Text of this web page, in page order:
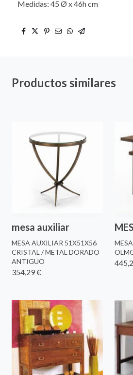
Medidas: 45 Ø x 46h cm
Productos similares
mesa auxiliar
MESA AUXILIAR 51X51X56
CRISTAL / METAL DORADO
ANTIGUO
354,29 €